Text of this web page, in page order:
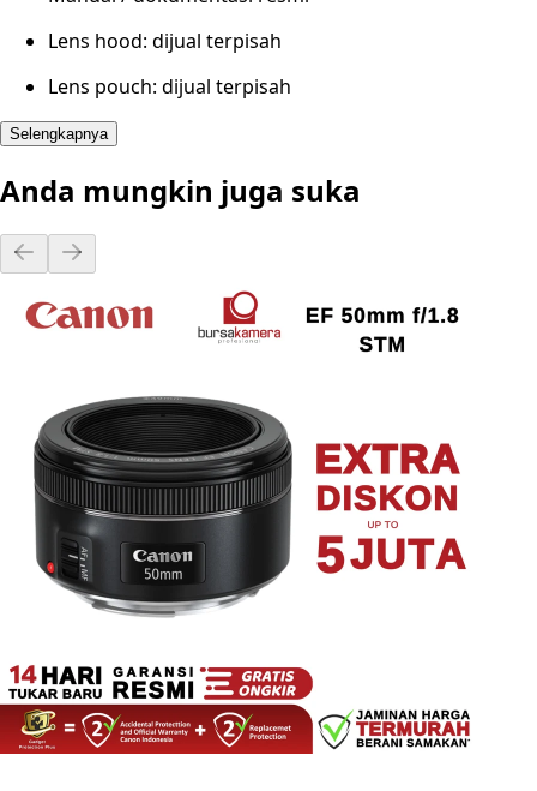
Lens hood: dijual terpisah
Lens pouch: dijual terpisah
Selengkapnya
Anda mungkin juga suka